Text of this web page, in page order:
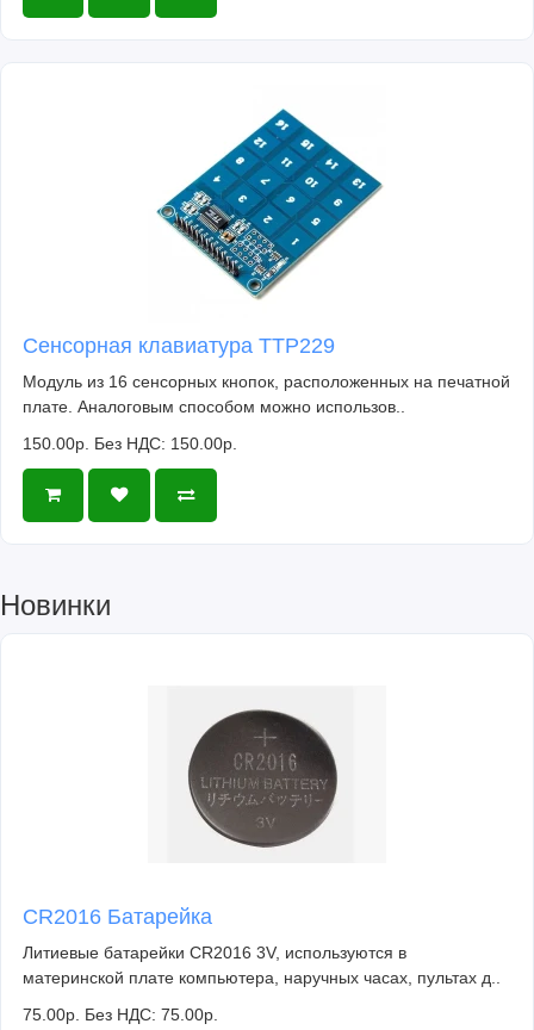
Сенсорная клавиатура TTP229
Модуль из 16 сенсорных кнопок, расположенных на печатной
плате. Аналоговым способом можно использов..
150.00р. Без НДС: 150.00р.
Новинки
CR2016 Батарейка
Литиевые батарейки CR2016 3V, используются в
материнской плате компьютера, наручных часах, пультах д..
75.00р. Без НДС: 75.00р.